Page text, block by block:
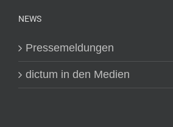
NEWS
Pressemeldungen
dictum in den Medien